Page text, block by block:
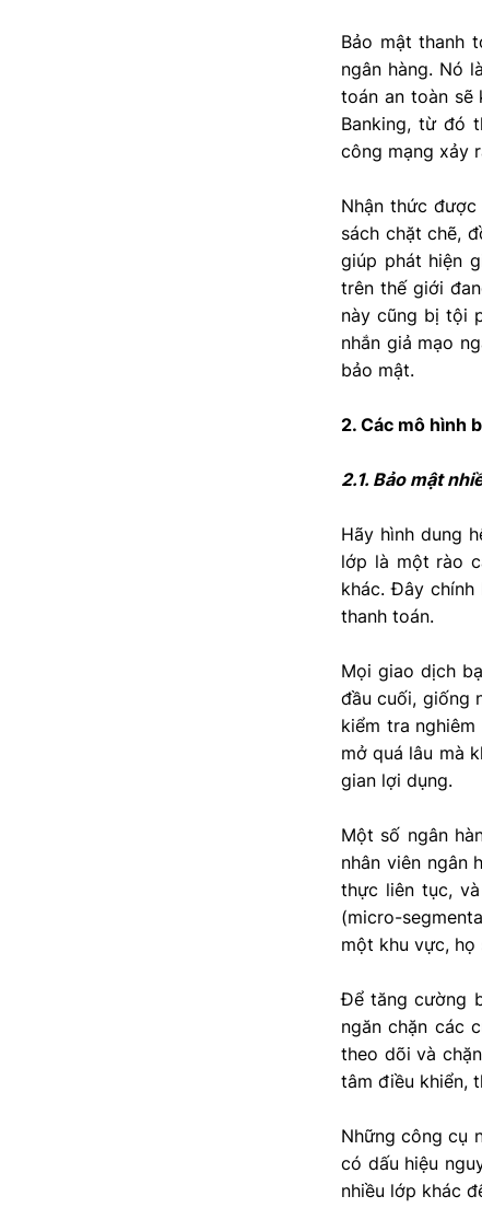
Bảo mật thanh
ngân hàng. Nó
toán an toàn sẽ
Banking, từ đó
công mạng xảy
Nhận thức
sách chặt chẽ,
giúp phát hiện
trên thế giới
này cũng bị tội
nhắn giả mạo
bảo mật.
2. Các mô hình
2.1. Bảo mật
Hãy hình dung
lớp là một rào
khác. Đây chính
thanh toán.
Mọi giao dịch
đầu cuối, giống
kiểm tra
mở quá lâu mà
gian lợi dụng.
Một số ngân
nhân viên ngân
thực liên tục,
(micro-
một khu vực, họ
Để tăng cường
ngăn chặn các
theo dõi và
tâm điều khiển,
Những công cụ
có dấu hiệu
nhiều lớp khác